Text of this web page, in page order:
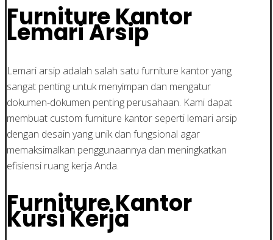
Furniture Kantor
Lemari Arsip
Lemari arsip adalah salah satu furniture kantor yang
sangat penting untuk menyimpan dan mengatur
dokumen-dokumen penting perusahaan. Kami dapat
membuat custom furniture kantor seperti lemari arsip
dengan desain yang unik dan fungsional agar
memaksimalkan penggunaannya dan meningkatkan
efisiensi ruang kerja Anda.
Furniture Kantor
Kursi Kerja